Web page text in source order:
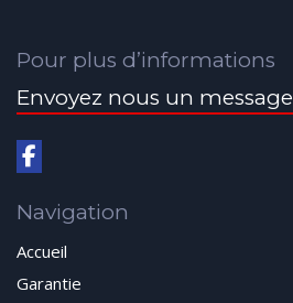
Pour plus d’informations
Envoyez nous un message
Navigation
Accueil
Garantie